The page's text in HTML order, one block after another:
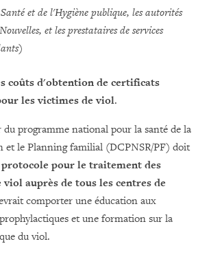
et de l'Hygiène publique, les autorités
et les prestataires de services
coûts d'obtention de certificats
les victimes de viol.
programme national pour la santé de la
et le Planning familial (DCPNSR/PF) doit
pour le traitement des
auprès de tous les centres de
comporter une éducation aux
et une formation sur la
du viol.